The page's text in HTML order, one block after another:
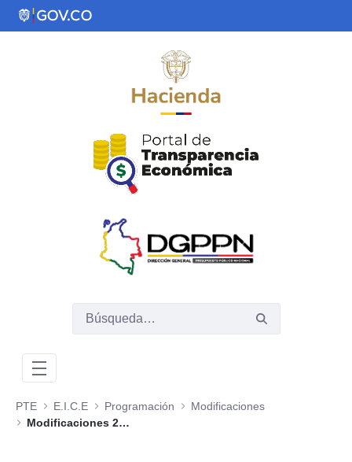
Saltar al contenido principal
PTE E.I.C.E Programación
Modificaciones
Modificaciones 2021